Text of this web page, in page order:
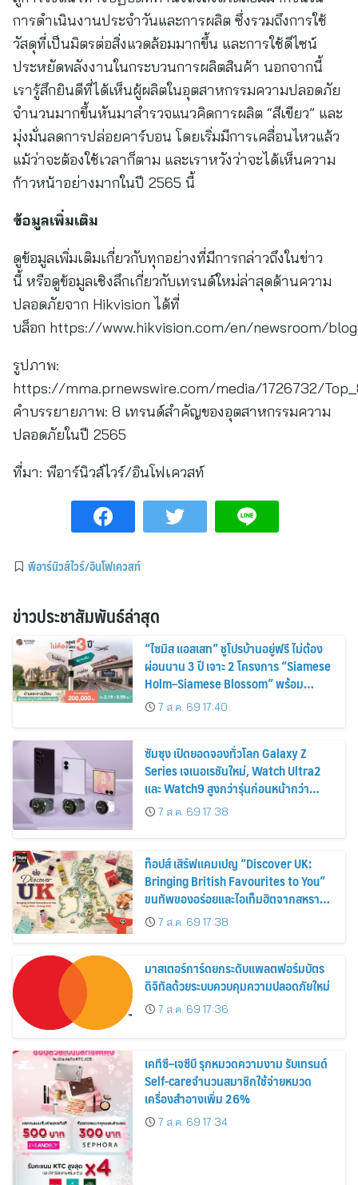
การดำเนินงานประจำวันและการผลิต ซึ่งรวมถึงการใช้
วัสดุที่เป็นมิตรต่อสิ่งแวดล้อมมากขึ้น และการใช้ดีไซน์
ประหยัดพลังงานในกระบวนการผลิตสินค้า นอกจากนี้
เรารู้สึกยินดีที่ได้เห็นผู้ผลิตในอุตสาหกรรมความปลอดภัย
จำนวนมากขึ้นหันมาสำรวจแนวคิดการผลิต “สีเขียว” และ
มุ่งมั่นลดการปล่อยคาร์บอน โดยเริ่มมีการเคลื่อนไหวแล้ว
แม้ว่าจะต้องใช้เวลาก็ตาม และเราหวังว่าจะได้เห็นความ
ก้าวหน้าอย่างมากในปี 2565 นี้
ข้อมูลเพิ่มเติม
ดูข้อมูลเพิ่มเติมเกี่ยวกับทุกอย่างที่มีการกล่าวถึงในข่าว
นี้ หรือดูข้อมูลเชิงลึกเกี่ยวกับเทรนด์ใหม่ล่าสุดด้านความ
ปลอดภัยจาก Hikvision ได้ที่
บล็อก https://www.hikvision.com/en/newsroom/
รูปภาพ:
https://mma.prnewswire.com/media/1726732/
คำบรรยายภาพ: 8 เทรนด์สำคัญของอุตสาหกรรมความ
ปลอดภัยในปี 2565
ที่มา: พีอาร์นิวส์ไวร์/อินโฟเควสท์
พีอาร์นิวส์ไวร์/อินโฟเควสท์
ข่าวประชาสัมพันธ์ล่าสุด
“ไซมิส แอสเสท” ชูโปรบ้านอยู่ฟรี ไม่ต้อง
ผ่อนนาน 3 ปี เจาะ 2 โครงการ “Siamese
Holm–Siamese Blossom” พร้อม
ส่วนลดและสิทธิพิเศษถึง 31 สิงหาคม
2569
7 ส.ค. 69 17:40
ซัมซุง เปิดยอดจองทั่วโลก Galaxy Z
Series เจเนอเรชันใหม่, Watch Ultra2
และ Watch9 สูงกว่ารุ่นก่อนหน้ากว่า
30%7 ส.ค. 69 17:38
ท็อปส์ เสิร์ฟแคมเปญ “Discover UK:
Bringing British Favourites to You”
ขนทัพของอร่อยและไอเท็มฮิตจากสหราช
อาณาจักร ส่งตรงถึงมือตั้งแต่วันนี้ – 18
สิงหาคมนี้
7 ส.ค. 69 17:38
มาสเตอร์การ์ดยกระดับแพลตฟอร์มบัตร
ดิจิทัลด้วยระบบควบคุมความปลอดภัยใหม่
7 ส.ค. 69 17:36
เคทีซี–เจซีบี รุกหมวดความงาม รับเทรนด์
Self-careจำนวนสมาชิกใช้จ่ายหมวด
เครื่องสำอางเพิ่ม 26%
7 ส.ค. 69 17:34